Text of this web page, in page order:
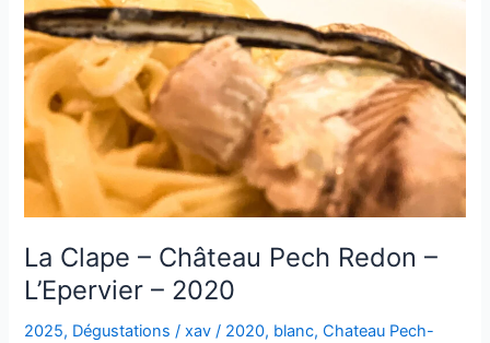
La Clape – Château Pech Redon –
L’Epervier – 2020
2025, Dégustations /xav/ 2020, blanc,Chateau Pech-